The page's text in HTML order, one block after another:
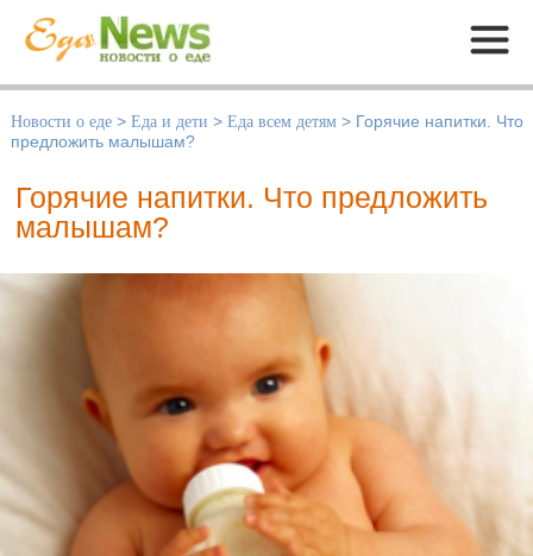
Меню
Новости о еде > Еда и дети > Еда всем детям > Горячие напитки. Что
предложить малышам?
Горячие напитки. Что предложить
малышам?